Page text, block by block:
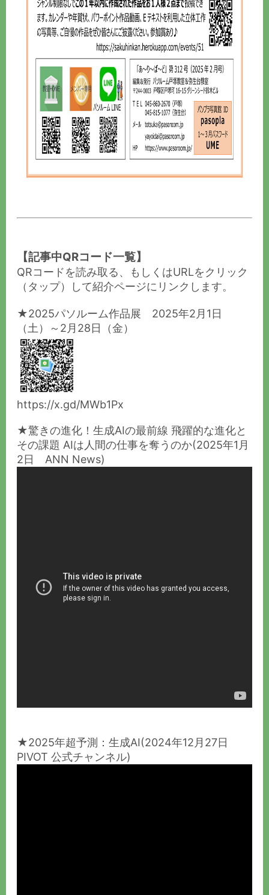
【記事中QRコード一覧】
QRコードを読み取る、もしくはURLをクリック
（タップ）して紹介ページにリンクします。
★2025パソルーム作品展 2025年2月1日
（土）～2月28日（金）
https://x.gd/MWb1Px
★驚きの進化！生成AIの最前線 飛躍的な進化と
その課題 AIは人間の仕事を奪うのか(2025年1月
2日 ANN News)
★2025年超予測：生成AI(2024年12月27日
PIVOT 公式チャンネル)